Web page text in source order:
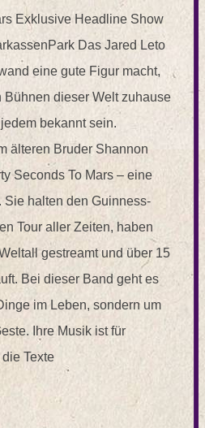
Exklusive Headline Show
Das Jared Leto
eine gute Figur macht,
Bühnen dieser Welt zuhause
bekannt sein.
älteren Bruder Shannon
Seconds To Mars – eine
Sie halten den Guinness-
Tour aller Zeiten, haben
gestreamt und über 15
Bei dieser Band geht es
im Leben, sondern um
Ihre Musik ist für
Texte